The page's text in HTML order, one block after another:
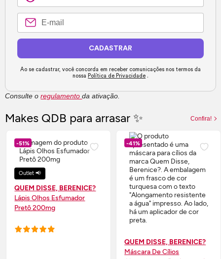
CADASTRAR
Ao se cadastrar, você concorda em receber comunicações nos termos da
nossa Política de Privacidade .
Consulte oregulamentoda ativação.
Makes QDB para arrasar ✨ Confira!
-51%
Outlet 📢
QUEM DISSE, BERENICE?
Lápis Olhos Esfumador
Pretô 200mg
-41%
QUEM DISSE, BERENICE?
Máscara De Cílios